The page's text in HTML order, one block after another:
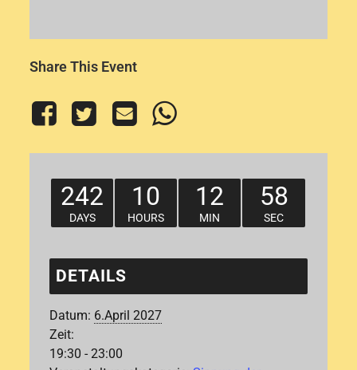
Share This Event
242
DAYS
10
HOURS
12
MIN
58
SEC
DETAILS
Datum: 6.April 2027
Zeit:
19:30 - 23:00